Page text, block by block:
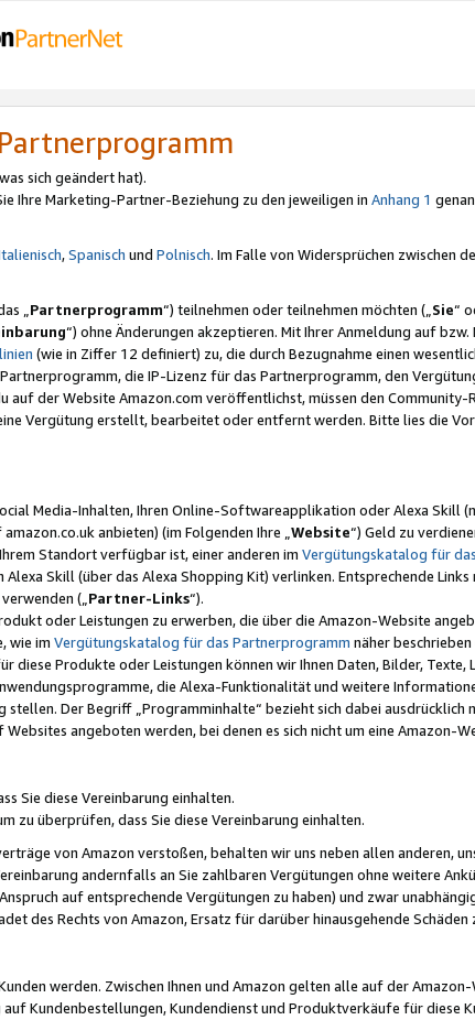
sich geändert hat).
Ihre Marketing-Partner-Beziehung zu den jeweiligen in Anhang 1
,Spanisch und Polnisch. Im Falle von Widersprüchen zwischen
„Partnerprogramm“) teilnehmen oder teilnehmen möchten („Sie“
“) ohne Änderungen akzeptieren. Mit Ihrer Anmeldung auf
(wie in Ziffer 12 definiert) zu, die durch Bezugnahme einen
die IP-Lizenz für das Partnerprogramm, den
der Website Amazon.com veröffentlichst, müssen den Community-
Vergütung erstellt, bearbeitet oder entfernt werden. Bitte lies die
Media-Inhalten, Ihren Online-Softwareapplikation oder Alexa Skill
anbieten) (im Folgenden Ihre „ Website“) Geld zu
Standort verfügbar ist, einer anderen im Vergütungskatalog für
Skill (über das Alexa Shopping Kit) verlinken. Entsprechende Links
(„ Partner-Links“).
oder Leistungen zu erwerben, die über die Amazon-Website
wie im Vergütungskatalog für das Partnerprogramm näher
Produkte oder Leistungen können wir Ihnen Daten, Bilder, Texte,
die Alexa-Funktionalität und weitere
stellen. Der Begriff „Programminhalte“ bezieht sich dabei ausdrücklich
angeboten werden, bei denen es sich nicht um eine Amazon-
Sie diese Vereinbarung einhalten.
zu überprüfen, dass Sie diese Vereinbarung einhalten.
von Amazon verstoßen, behalten wir uns neben allen anderen,
andernfalls an Sie zahlbaren Vergütungen ohne weitere
auf entsprechende Vergütungen zu haben) und zwar
des Rechts von Amazon, Ersatz für darüber hinausgehende Schäden
werden. Zwischen Ihnen und Amazon gelten alle auf der
Kundenbestellungen, Kundendienst und Produktverkäufe für diese